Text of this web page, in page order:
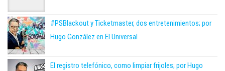
#PSBlackout y Ticketmaster, dos entretenimientos; por
Hugo González en El Universal
El registro telefónico, como limpiar frijoles; por Hugo